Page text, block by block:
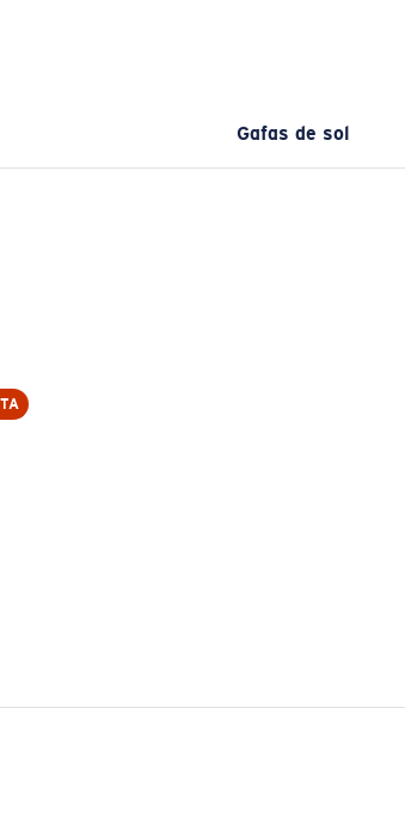
Gafas de sol